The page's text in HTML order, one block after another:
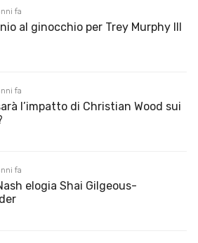
fa
al ginocchio per Trey Murphy III
fa
l’impatto di Christian Wood sui
fa
elogia Shai Gilgeous-